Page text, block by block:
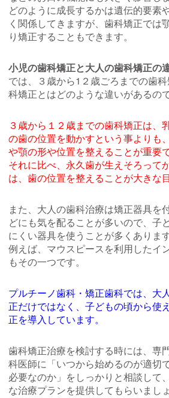
どのように成長するかは遺伝的要素
く関係してきますが、歯科矯正では
り矯正することもできます。
小児の歯科矯正と大人の歯科矯正の
では、３歳から1２歳ごろまでの歯
科矯正とはどのような違いがあるの
３歳から１２歳までの歯科矯正は、
の歯の位置を動かすという事よりも
や顎の形や位置を整えることが重要で
それに比べ、永久歯が生えそろって
は、歯の位置を整えることが大きな
また、大人の歯科治療は矯正器具を
どにも気を配ることが多いので、子
にくい器具を使うことが多くあります
例えば、マウスピースを利用したイ
もその一つです。
プルチーノ歯科・矯正歯科では、大
正だけではなく、子どもの頃から使
正を導入しています。
歯科矯正治療を検討する時には、専
科医師に「いつから始めるのが適切
必要なのか」をしっかりと相談して
な治療プランを提供してもらいましょ